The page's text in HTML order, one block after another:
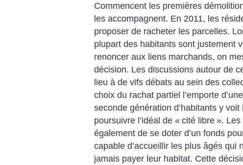
Commencent les premières
les accompagnent. En 2011, les
proposer de racheter les parcelles.
plupart des habitants sont justement
renoncer aux liens marchands, on
décision. Les discussions autour de
lieu à de vifs débats au sein des
choix du rachat partiel l’emporte
seconde génération d’habitants y
poursuivre l’idéal de « cité libre ». Les
également de se doter d’un fonds
capable d’accueillir les plus âgés qui
jamais payer leur habitat. Cette